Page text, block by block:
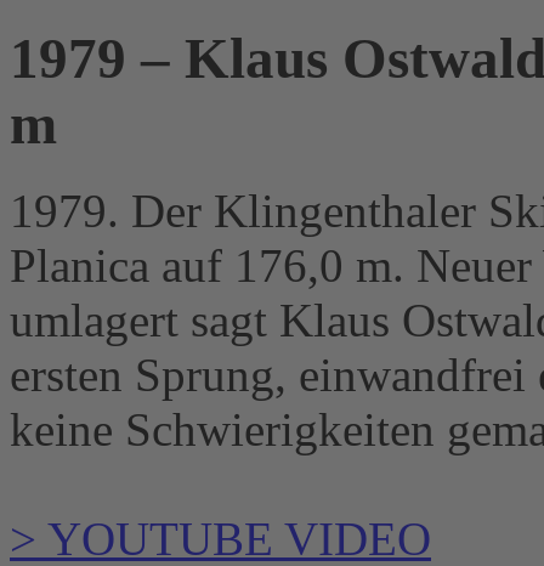
1979 – Klaus
m
1979. Der Klingenthaler
Planica auf 176,0 m.
umlagert sagt Klaus
ersten Sprung,
keine Schwierigkeiten
> YOUTUBE VIDEO